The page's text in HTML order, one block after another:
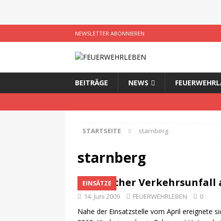
NEWSLETTER ABONNIEREN
BEITRÄGE NEWS
STARTSEITE starnberg
starnberg
EINSÄTZE
Tödlicher Verkehrsunfall
14. Juni 2009 FEUERWEHRLEBEN 0
Nahe der Einsatzstelle vom April ereignete